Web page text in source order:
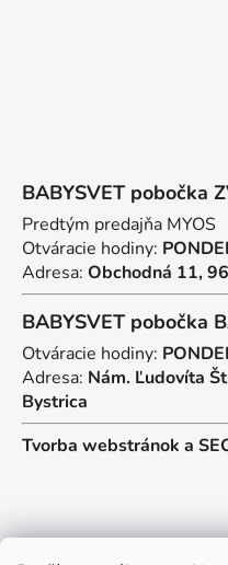
BABYSVET pobočka
Predtým predajňa MYOS
Otváracie hodiny:
Adresa: Obchodná 11,
BABYSVET pobočka
Otváracie hodiny:
Adresa: Nám. Ľudovíta
Bystrica
Tvorba webstránok a